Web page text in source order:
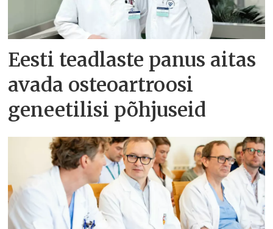
Eesti teadlaste panus aitas
avada osteoartroosi
geneetilisi põhjuseid